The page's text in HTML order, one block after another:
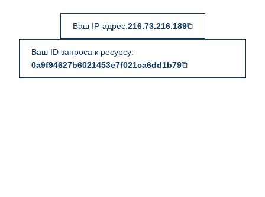
Ваш IP-адрес:216.73.216.189
Ваш ID запроса к ресурсу:
0a9f94627b6021453e7f021ca6dd1b79